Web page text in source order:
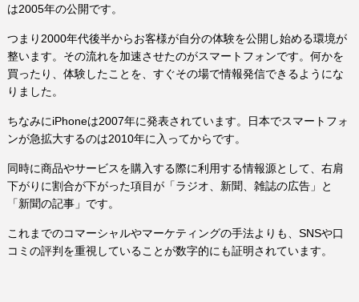
は2005年の公開です。
つまり2000年代後半からお客様が自分の体験を公開し始める環境が
整います。その流れを加速させたのがスマートフォンです。何かを
買ったり、体験したことを、すぐその場で情報発信できるようにな
りました。
ちなみにiPhoneは2007年に発表されています。日本でスマートフォ
ンが急拡大するのは2010年に入ってからです。
同時に商品やサービスを購入する際に利用する情報源として、右肩
下がりに割合が下がった項目が「ラジオ、新聞、雑誌の広告」と
「新聞の記事」です。
これまでのコマーシャルやマーケティングの手法よりも、 SNSや口
コミの評判を重視していることが数字的にも証明されています。